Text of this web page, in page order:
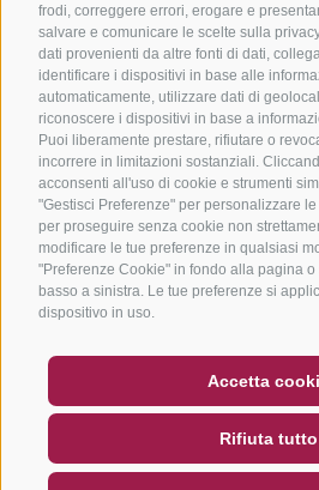
frodi, correggere errori, erogare e
salvare e comunicare le scelte sulla
dati provenienti da altre fonti di dati,
identificare i dispositivi in base alle
automaticamente, utilizzare dati di
riconoscere i dispositivi in base a
Puoi liberamente prestare, rifiutare o
incorrere in limitazioni sostanziali.
acconsenti all'uso di cookie e strumenti
"Gestisci Preferenze" per personalizzare
per proseguire senza cookie non
modificare le tue preferenze in qualsiasi
"Preferenze Cookie" in fondo alla pagina
basso a sinistra. Le tue preferenze si
dispositivo in uso.
Accetta
Rifiuta tutto
NEWSLETTER
SOCIAL WALL